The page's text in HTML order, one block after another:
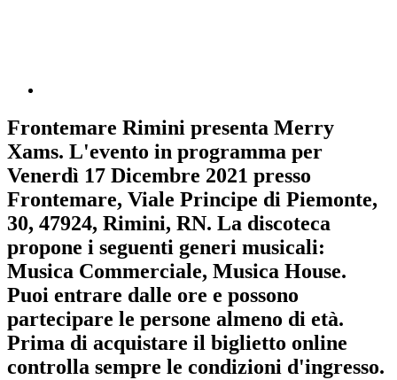
Frontemare Rimini presenta Merry
Xams. L'evento in programma per
Venerdì 17 Dicembre 2021 presso
Frontemare, Viale Principe di Piemonte,
30, 47924, Rimini, RN. La discoteca
propone i seguenti generi musicali:
Musica Commerciale, Musica House.
Puoi entrare dalle ore e possono
partecipare le persone almeno di età.
Prima di acquistare il biglietto online
controlla sempre le condizioni d'ingresso.